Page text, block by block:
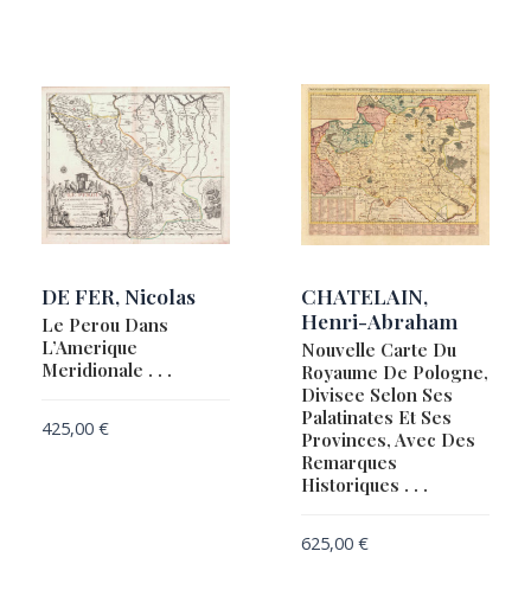
DE FER, Nicolas
Le Perou Dans
L’Amerique
Meridionale . . .
425,00 €
CHATELAIN,
Henri-Abraham
Nouvelle Carte Du
Royaume De Pologne,
Divisee Selon Ses
Palatinates Et Ses
Provinces, Avec Des
Remarques
Historiques . . .
625,00 €